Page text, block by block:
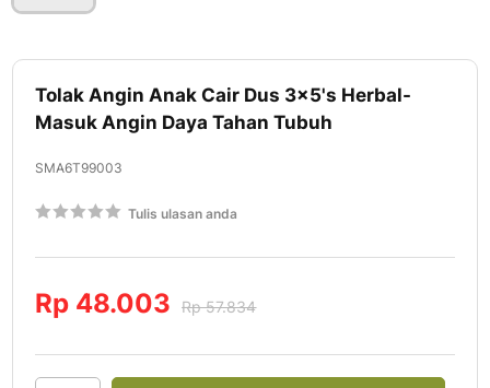
Tolak Angin Anak Cair Dus 3x5's Herbal-
Masuk Angin Daya Tahan Tubuh
SMA6T99003
Rating:
60
% of 100
Tulis ulasan anda
Rp 48.003 Rp 57.834
Lewati
awal
galeri